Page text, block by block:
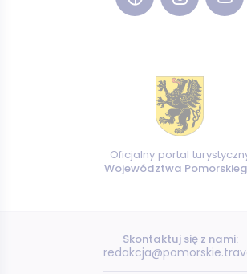
Oficjalny portal
Województwa
Skontaktuj się z nami: